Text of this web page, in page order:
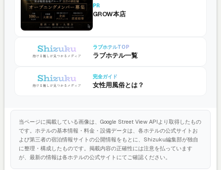
PR
GROW本店
ラブホテルTOP
ラブホテル一覧
完全ガイド
女性用風俗とは？
当ページに掲載している画像は、Google Street View APIより取得したもの
です。ホテルの基本情報・料金・設備データは、各ホテルの公式サイトお
よび第三者の宿泊情報サイトの公開情報をもとに、Shizuku編集部が独自
に整理・構成したものです。掲載内容の正確性には注意を払っています
が、最新の情報は各ホテルの公式サイトにてご確認ください。